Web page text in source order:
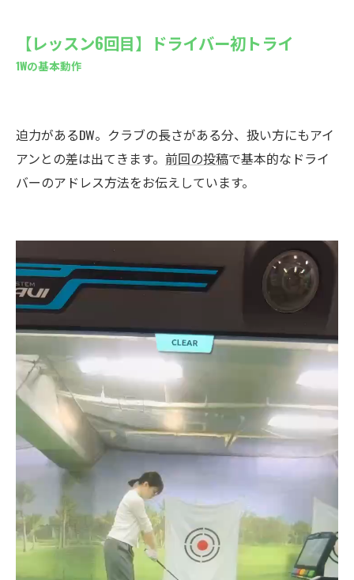
【レッスン6回目】ドライバー初トライ
1Wの基本動作
迫力があるDW。クラブの長さがある分、扱い方にもアイ
アンとの差は出てきます。 前回の投稿で基本的なドライ
バーのアドレス方法をお伝えしています。